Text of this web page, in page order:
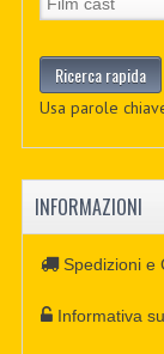
Usa parole
INFORMAZIONI
Spedizioni e
Informativa